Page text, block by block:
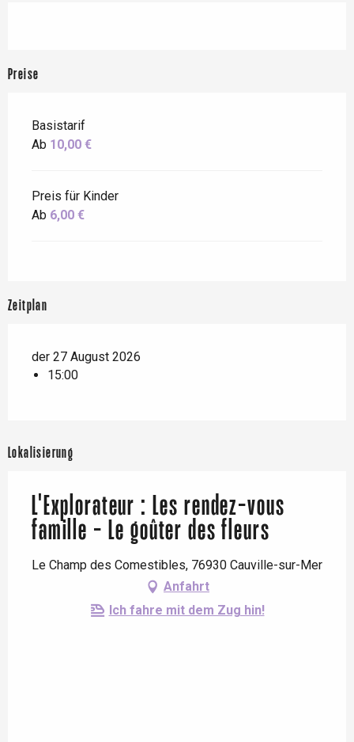
Preise
Basistarif
Ab 10,00 €
Preis für Kinder
Ab 6,00 €
Zeitplan
der 27 August 2026
15:00
Lokalisierung
L'Explorateur : Les rendez-vous
famille - Le goûter des fleurs
Le Champ des Comestibles, 76930 Cauville-sur-Mer
Anfahrt
Ich fahre mit dem Zug hin!